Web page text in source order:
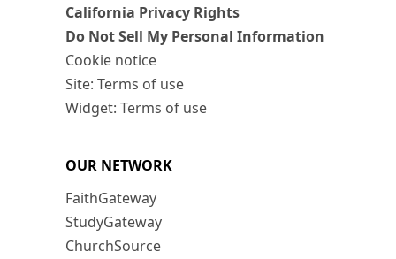
California Privacy Rights
Do Not Sell My Personal Information
Cookie notice
Site: Terms of use
Widget: Terms of use
OUR NETWORK
FaithGateway
StudyGateway
ChurchSource